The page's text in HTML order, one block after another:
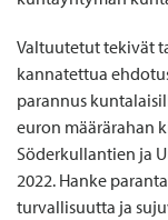
Valtuutetut tekivät
kannatettua
parannus
euron määrärahan
Söderkullantien ja
2022. Hanke
turvallisuutta ja